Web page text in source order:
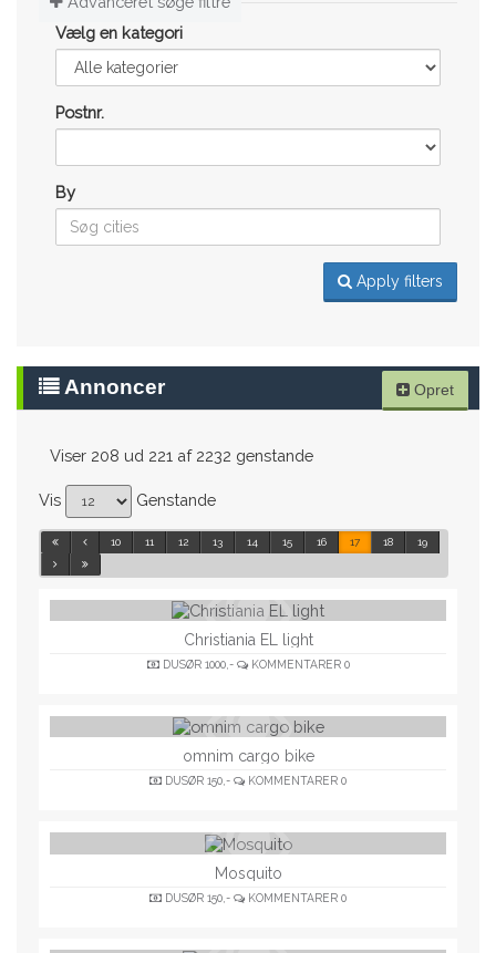
Vælg en kategori
Postnr.
By
Apply filters
Annoncer Opret
Viser 208 ud 221 af 2232 genstande
Vis Genstande
10 11 12 13 14 15 16 17 18 19
Christiania EL light
DUSØR 1000,- KOMMENTARER 0
omnim cargo bike
DUSØR 150,- KOMMENTARER 0
Mosquito
DUSØR 150,- KOMMENTARER 0